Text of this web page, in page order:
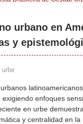
urbano en
y
urbe
exigiendo enfoques
en urbe
y centralidad en